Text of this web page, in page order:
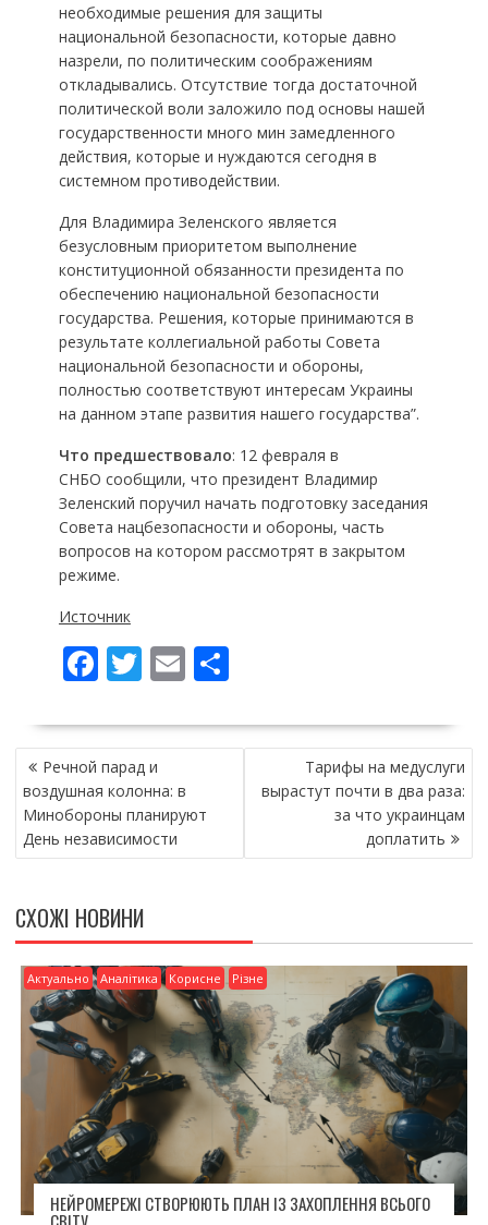
необходимые решения для защиты
национальной безопасности, которые давно
назрели, по политическим соображениям
откладывались. Отсутствие тогда достаточной
политической воли заложило под основы нашей
государственности много мин замедленного
действия, которые и нуждаются сегодня в
системном противодействии.
Для Владимира Зеленского является
безусловным приоритетом выполнение
конституционной обязанности президента по
обеспечению национальной безопасности
государства. Решения, которые принимаются в
результате коллегиальной работы Совета
национальной безопасности и обороны,
полностью соответствуют интересам Украины
на данном этапе развития нашего государства”.
Что предшествовало: 12 февраля в
СНБО сообщили, что президент Владимир
Зеленский поручил начать подготовку заседания
Совета нацбезопасности и обороны, часть
вопросов на котором рассмотрят в закрытом
режиме.
Источник
F
e
b
o
o
k
T
itt
er
E
ai
П
ді
и
НАВІГАЦІЯ
ЗАПИСІВ
Речной парад и
воздушная колонна: в
Минобороны планируют
День независимости
Тарифы на медуслуги
вырастут почти в два раза:
за что украинцам
доплатить
СХОЖІ НОВИНИ
Актуально Аналітика Корисне Різне
НЕЙРОМЕРЕЖІ СТВОРЮЮТЬ ПЛАН ІЗ ЗАХОПЛЕННЯ ВСЬОГО